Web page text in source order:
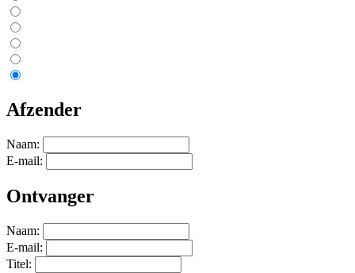
Afzender
Naam:
E-mail:
Ontvanger
Naam:
E-mail:
Titel: